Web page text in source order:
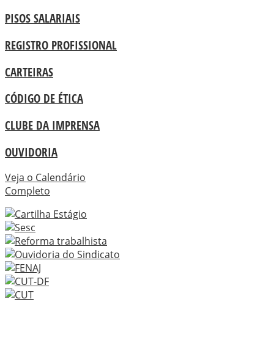
PISOS SALARIAIS
REGISTRO PROFISSIONAL
CARTEIRAS
CÓDIGO DE ÉTICA
CLUBE DA IMPRENSA
OUVIDORIA
Veja o Calendário
Completo